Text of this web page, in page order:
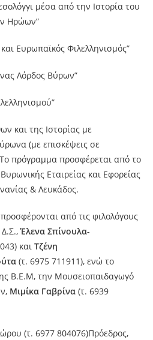
μέσα από την Ιστορία του
Ηρώων”
Ευρωπαϊκός Φιλελληνισμός”
Λόρδος Βύρων”
και της Ιστορίας με
(με επισκέψεις σε
πρόγραμμα προσφέρεται από το
Εταιρείας και Εφορείας
& Λευκάδος.
από τις φιλολόγους
Δ.Σ.,Έλενα Σπίνουλα-
και Τζένη
(τ. 6975 711911), ενώ το
Β.Ε.Μ, την Μουσειοπαιδαγωγό
Μιμίκα Γαβρίνα (τ. 6939
(τ. 6977 804076)Πρόεδρος,